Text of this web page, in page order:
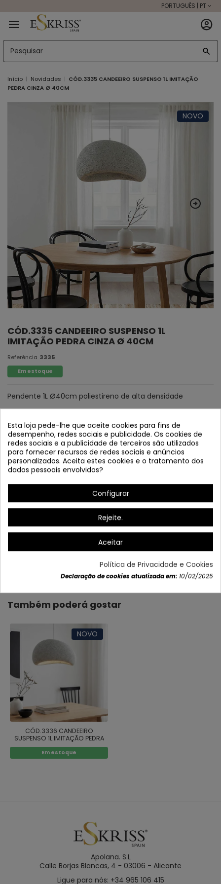
PORTUGUÊS | PT
Início Novidades
CÓD.3335 CANDEEIRO SUSPENSO 1L IMITAÇÃO
PEDRA CINZA Ø 40CM
NOVO
CÓD.3335 CANDEEIRO SUSPENSO 1L
IMITAÇÃO PEDRA CINZA Ø 40CM
Referência 3335
Em estoque
Pendente 1L Ø40cm poliestireno de alta densidade
Dados do produto
Também poderá gostar
NOVO
CÓD.3336 CANDEEIRO
SUSPENSO 1L IMITAÇÃO PEDRA
CINZA Ø 50CM
Em estoque
Apolana. S.L
Calle Borjas Blancas, 4 - 03006 - Alicante
Ligue para nós: +34 965 106 415
Esta loja pede-lhe que aceite cookies para fins de
desempenho, redes sociais e publicidade. Os cookies de
redes sociais e a publicidade de terceiros são utilizados
para fornecer recursos de redes sociais e anúncios
personalizados. Aceita estes cookies e o tratamento dos
dados pessoais envolvidos?
Configurar
Rejeite.
Aceitar
Política de Privacidade e Cookies
Declaração de cookies atualizada em: 10/02/2025